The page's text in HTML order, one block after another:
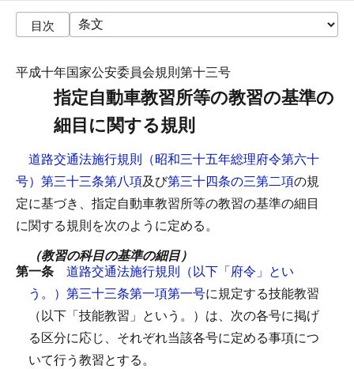
目次
平成十年国家公安委員会規則第十三号
指定自動車教習所等の教習の基準の
細目に関する規則
道路交通法施行規則（昭和三十五年総理府令第六十
号）第三十三条第八項及び第三十四条の三第二項の規
定に基づき、指定自動車教習所等の教習の基準の細目
に関する規則を次のように定める。
（教習の科目の基準の細目）
第一条 道路交通法施行規則（以下「府令」とい
う。）第三十三条第一項第一号に規定する技能教習
（以下「技能教習」という。）は、次の各号に掲げ
る区分に応じ、それぞれ当該各号に定める事項につ
いて行う教習とする。